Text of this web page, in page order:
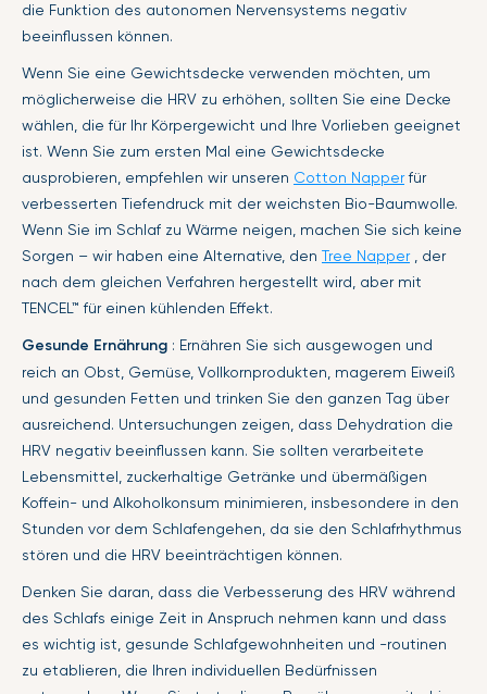
die Funktion des autonomen Nervensystems negativ
beeinflussen können.
Wenn Sie eine Gewichtsdecke verwenden möchten, um
möglicherweise die HRV zu erhöhen, sollten Sie eine Decke
wählen, die für Ihr Körpergewicht und Ihre Vorlieben geeignet
ist. Wenn Sie zum ersten Mal eine Gewichtsdecke
ausprobieren, empfehlen wir unseren Cotton Napperfür
verbesserten Tiefendruck mit der weichsten Bio-Baumwolle.
Wenn Sie im Schlaf zu Wärme neigen, machen Sie sich keine
Sorgen – wir haben eine Alternative, den Tree Napper, der
nach dem gleichen Verfahren hergestellt wird, aber mit
TENCEL™ für einen kühlenden Effekt.
Gesunde Ernährung : Ernähren Sie sich ausgewogen und
reich an Obst, Gemüse, Vollkornprodukten, magerem Eiweiß
und gesunden Fetten und trinken Sie den ganzen Tag über
ausreichend. Untersuchungen zeigen, dass Dehydration die
HRV negativ beeinflussen kann. Sie sollten verarbeitete
Lebensmittel, zuckerhaltige Getränke und übermäßigen
Koffein- und Alkoholkonsum minimieren, insbesondere in den
Stunden vor dem Schlafengehen, da sie den Schlafrhythmus
stören und die HRV beeinträchtigen können.
Denken Sie daran, dass die Verbesserung des HRV während
des Schlafs einige Zeit in Anspruch nehmen kann und dass
es wichtig ist, gesunde Schlafgewohnheiten und -routinen
zu etablieren, die Ihren individuellen Bedürfnissen